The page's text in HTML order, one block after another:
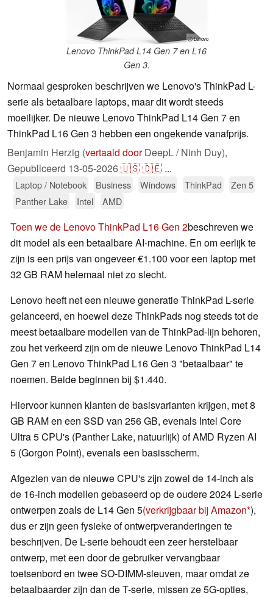
ⓘ Lenovo
Lenovo ThinkPad L14 Gen 7 en L16
Gen 3.
Normaal gesproken beschrijven we Lenovo's ThinkPad L-
serie als betaalbare laptops, maar dit wordt steeds
moeilijker. De nieuwe Lenovo ThinkPad L14 Gen 7 en
ThinkPad L16 Gen 3 hebben een ongekende vanafprijs.
Benjamin Herzig (vertaald doorDeepL / Ninh Duy),
Gepubliceerd 13-05-2026🇺🇸🇩🇪 ...
Laptop / Notebook Business Windows ThinkPad
Zen 5
Panther Lake
Intel AMD
Toen we de Lenovo ThinkPad L16 Gen 2beschreven we
dit model als een betaalbare AI-machine. En om eerlijk te
zijn is een prijs van ongeveer €1.100 voor een laptop met
32 GB RAM helemaal niet zo slecht.
Lenovo heeft net een nieuwe generatie ThinkPad L-serie
gelanceerd, en hoewel deze ThinkPads nog steeds tot de
meest betaalbare modellen van de ThinkPad-lijn behoren,
zou het verkeerd zijn om de nieuwe Lenovo ThinkPad L14
Gen 7 en Lenovo ThinkPad L16 Gen 3 "betaalbaar" te
noemen. Beide beginnen bij $1.440.
Hiervoor kunnen klanten de basisvarianten krijgen, met 8
GB RAM en een SSD van 256 GB, evenals Intel Core
Ultra 5 CPU's (Panther Lake, natuurlijk) of AMD Ryzen AI
5 (Gorgon Point), evenals een basisscherm.
Afgezien van de nieuwe CPU's zijn zowel de 14-inch als
de 16-inch modellen gebaseerd op de oudere 2024 L-serie
ontwerpen zoals de L14 Gen 5(verkrijgbaar bij Amazon ),
dus er zijn geen fysieke of ontwerpveranderingen te
beschrijven. De L-serie behoudt een zeer herstelbaar
ontwerp, met een door de gebruiker vervangbaar
toetsenbord en twee SO-DIMM-sleuven, maar omdat ze
betaalbaarder zijn dan de T-serie, missen ze 5G-opties,